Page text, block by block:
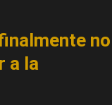
no
a la